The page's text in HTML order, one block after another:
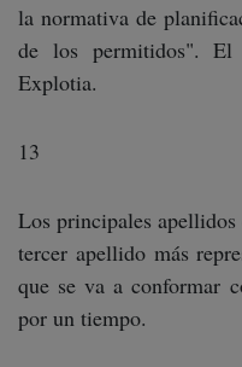
la normativa de
de los permitidos".
Explotia.
13
Los principales
tercer apellido más
que se va a conformar
por un tiempo.